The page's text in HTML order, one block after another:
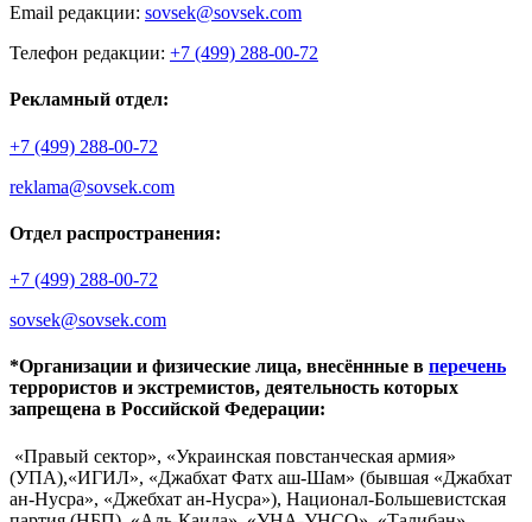
Email редакции: sovsek@sovsek.com
Телефон редакции: +7 (499) 288-00-72
Рекламный отдел:
+7 (499) 288-00-72
reklama@sovsek.com
Отдел распространения:
+7 (499) 288-00-72
sovsek@sovsek.com
*Организации и физические лица, внесённные в перечень
террористов и экстремистов, деятельность которых
запрещена в Российской Федерации:
«Правый сектор», «Украинская повстанческая армия»
(УПА),«ИГИЛ», «Джабхат Фатх аш-Шам» (бывшая «Джабхат
ан-Нусра», «Джебхат ан-Нусра»), Национал-Большевистская